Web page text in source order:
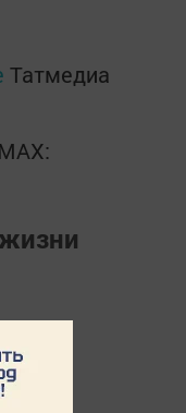
Татмедиа